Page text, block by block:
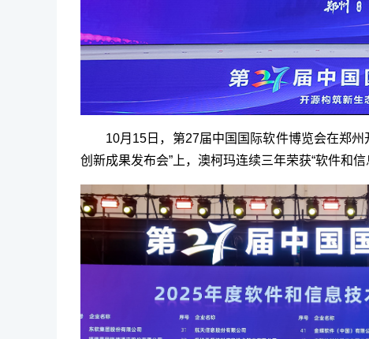
10月15日，第27届中国国际软件博览会在郑
创新成果发布会”上，澳柯玛连续三年荣获“软件和信